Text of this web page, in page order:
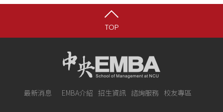
TOP
最新消息 EMBA介紹 招生資訊 諮詢服務 校友專區